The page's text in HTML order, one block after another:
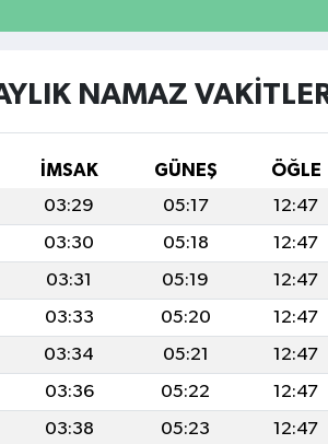
NAMAZ
İMSAK GÜNEŞ ÖĞLE
03:29 05:17 12:47
03:30 05:18 12:47
03:31 05:19 12:47
03:33 05:20 12:47
03:34 05:21 12:47
03:36 05:22 12:47
03:38 05:23 12:47